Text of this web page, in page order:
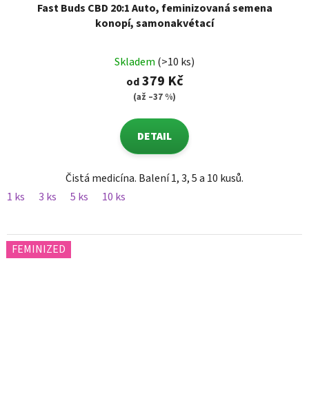
Fast Buds CBD 20:1 Auto, feminizovaná semena
konopí, samonakvétací
Skladem (>10 ks)
od379 Kč
(až –37 %)
DETAIL
Čistá medicína. Balení 1, 3, 5 a 10 kusů.
1 ks
3 ks 5 ks 10 ks
FEMINIZED